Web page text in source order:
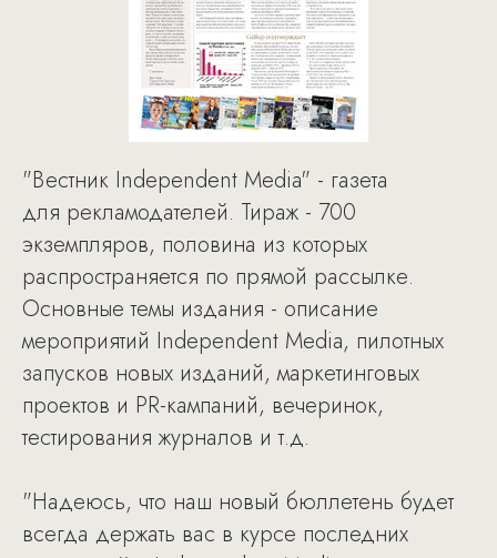
"Вестник Independent Media" - газета
для рекламодателей. Тираж - 700
экземпляров, половина из которых
распространяется по прямой рассылке.
Основные темы издания - описание
мероприятий Independent Media, пилотных
запусков новых изданий, маркетинговых
проектов и PR-кампаний, вечеринок,
тестирования журналов и т.д.
"Надеюсь, что наш новый бюллетень будет
всегда держать вас в курсе последних